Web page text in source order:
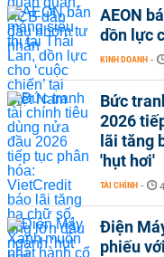
AEON
dồn lực
KINH DOANH -
Bức
2026
lãi tăng
'hụt hơi'
TÀI CHÍNH -
Điện
phiếu